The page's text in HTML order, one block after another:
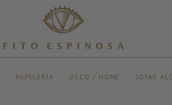
PAPELERÍA DECO / HOME JOYAS